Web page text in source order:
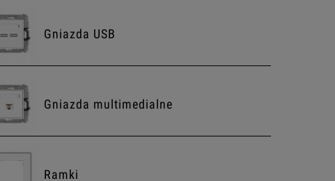
Gniazda USB
Gniazda multimedialne
Ramki